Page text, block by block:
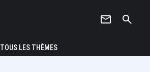
newsletter search
TOUS LES THÈMES